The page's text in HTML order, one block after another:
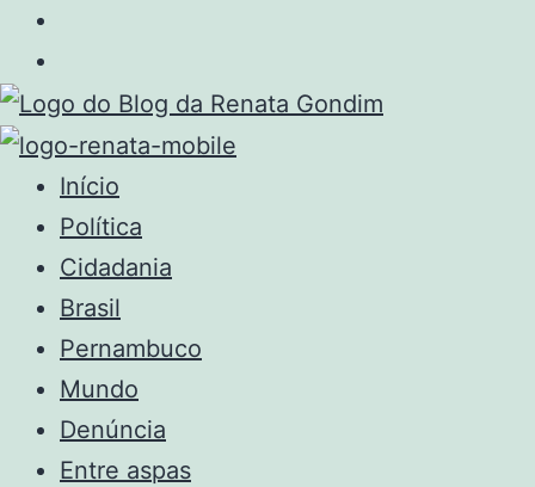
Início
Política
Cidadania
Brasil
Pernambuco
Mundo
Denúncia
Entre aspas